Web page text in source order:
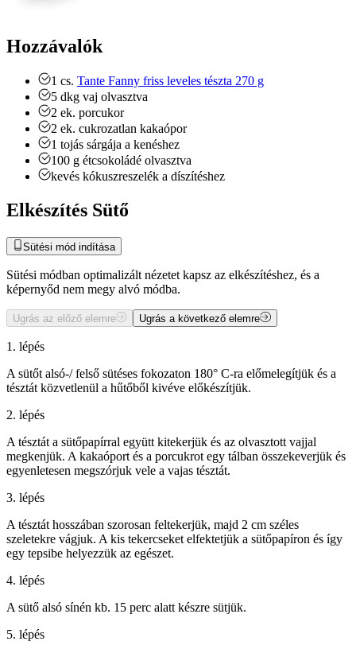
Hozzávalók
1 cs. Tante Fanny friss leveles tészta 270 g
5 dkg vaj olvasztva
2 ek. porcukor
2 ek. cukrozatlan kakaópor
1 tojás sárgája a kenéshez
100 g étcsokoládé olvasztva
kevés kókuszreszelék a díszítéshez
Elkészítés Sütő
Sütési mód indítása
Sütési módban optimalizált nézetet kapsz az elkészítéshez, és a
képernyőd nem megy alvó módba.
Ugrás az előző elemre Ugrás a következő elemre
1. lépés
A sütőt alsó-/ felső sütéses fokozaton 180° C-ra előmelegítjük és a
tésztát közvetlenül a hűtőből kivéve előkészítjük.
2. lépés
A tésztát a sütőpapírral együtt kitekerjük és az olvasztott vajjal
megkenjük. A kakaóport és a porcukrot egy tálban összekeverjük és
egyenletesen megszórjuk vele a vajas tésztát.
3. lépés
A tésztát hosszában szorosan feltekerjük, majd 2 cm széles
szeletekre vágjuk. A kis tekercseket elfektetjük a sütőpapíron és így
egy tepsibe helyezzük az egészet.
4. lépés
A sütő alsó sínén kb. 15 perc alatt készre sütjük.
5. lépés